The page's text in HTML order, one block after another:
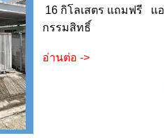
16 กิโลเสตร แถมฟรี
กรรมสิทธิ์
อ่านต่อ ->